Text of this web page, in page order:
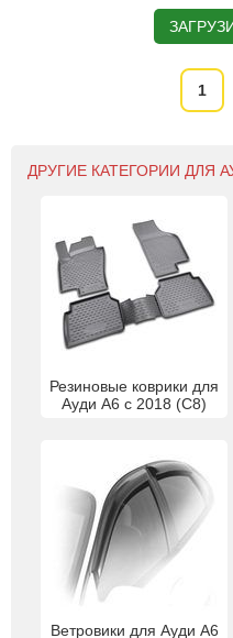
1
ДРУГИЕ КАТЕГОРИИ ДЛЯ
Резиновые коврики для
Ауди A6 с 2018 (С8)
Ветровики для Ауди A6